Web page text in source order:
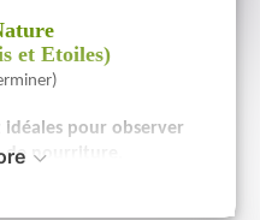
et Etoiles)
idéales pour observer
de nourriture.